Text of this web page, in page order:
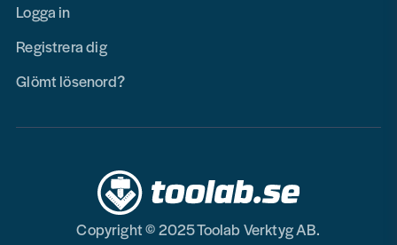
Logga in
Registrera dig
Glömt lösenord?
Copyright © 2025 Toolab Verktyg AB.